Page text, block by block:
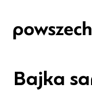
Bajka